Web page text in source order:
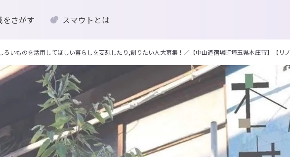
をさがす スマウトとは
いものを活用してほしい暮らしを妄想したり,創りたい人大募集！／【中山道宿場町埼玉県本庄市】【リノ